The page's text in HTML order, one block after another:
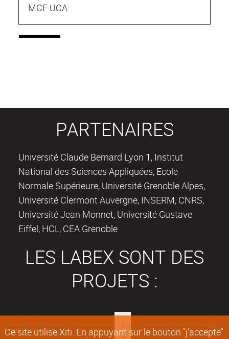
Ce site utilise Xiti. En appuyant sur le bouton "j'accepte"
MCF UCA
PARTENAIRES
Université Claude Bernard Lyon 1, Institut
National des Sciences Appliquées, Ecole
Normale Supérieure, Université Grenoble Alpes,
Université Clermont Auvergne, INSERM, CNRS,
Université Jean Monnet, Université Gustave
Eiffel, HCL, CEA Grenoble
LES LABEX SONT DES
PROJETS :